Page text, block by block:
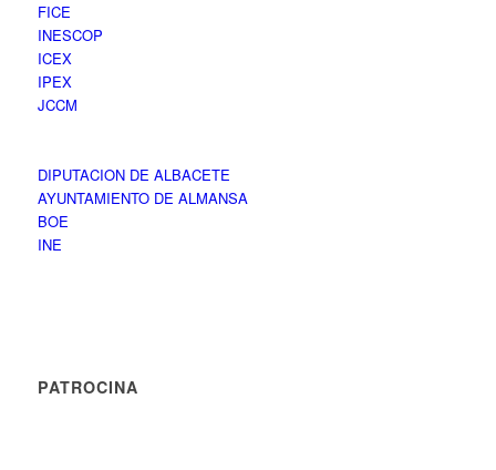
FICE
INESCOP
ICEX
IPEX
JCCM
DIPUTACION DE ALBACETE
AYUNTAMIENTO DE ALMANSA
BOE
INE
PATROCINA